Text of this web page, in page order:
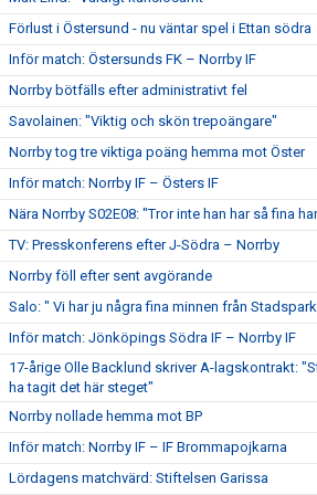
Förlust i Östersund - nu väntar spel i Ettan södra
Inför match: Östersunds FK – Norrby IF
Norrby bötfälls efter administrativt fel
Savolainen: "Viktig och skön trepoängare"
Norrby tog tre viktiga poäng hemma mot Öster
Inför match: Norrby IF – Östers IF
Nära Norrby S02E08: "Tror inte han har så fina
TV: Presskonferens efter J-Södra – Norrby
Norrby föll efter sent avgörande
Salo: " Vi har ju några fina minnen från
Inför match: Jönköpings Södra IF – Norrby IF
17-årige Olle Backlund skriver A-lagskontrakt:
ha tagit det här steget"
Norrby nollade hemma mot BP
Inför match: Norrby IF – IF Brommapojkarna
Lördagens matchvärd: Stiftelsen Garissa